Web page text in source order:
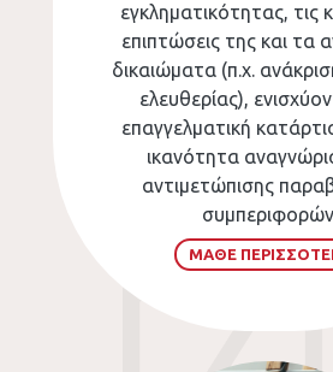
εγκληματικότητας, τις
επιπτώσεις της και τα
δικαιώματα (π.χ.
ελευθερίας),
επαγγελματική
ικανότητα
αντιμετώπισης
ΜΑΘΕ